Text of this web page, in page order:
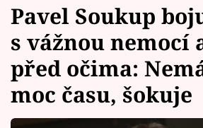
Témata
Celebrity
Vztahy
Pavel Soukup
s vážnou nemocí
před očima:
moc času, šokuje